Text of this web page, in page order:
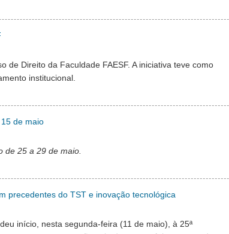
de Direito da Faculdade FAESF. A iniciativa teve como
institucional.
de maio
de 25 a 29 de maio.
precedentes do TST e inovação tecnológica
início, nesta segunda-feira (11 de maio), à 25ª